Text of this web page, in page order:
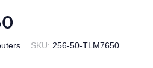
SKU: 256-50-TLM7650